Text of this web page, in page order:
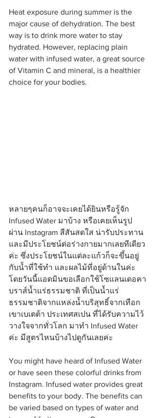
Heat exposure during summer is the
major cause of dehydration. The best
way is to drink more water to stay
hydrated. However, replacing plain
water with infused water, a great source
of Vitamin C and mineral, is a healthier
choice for your bodies.
หลายๆคนก็อาจจะเคยได้ยินหรือรู้จัก
Infused Water มาบ้าง หรือเคยเห็นรูป
ผ่าน Instagram สีสันสดใส น่ารับประทาน
และมีประโยชน์ต่อร่างกายมากเลยทีเดียว
ค่ะ ซึ่งประโยชน์ในแต่ละแก้วก็จะขึ้นอยู่
กับน้ำที่ใช้ทำ และผลไม้ที่อยู่ด้านในค่ะ
โดยวันนี้แอดมินขอเลือกใช้โซแลนเดอคา
บราส์น้ำแร่ธรรมชาติ ที่เป็นน้ำแร่
ธรรมชาติจากแหล่งน้ำบริสุทธิ์จากเทือก
เขาเบเตต้า ประเทศสเปน ที่ได้รับความไว้
วางใจจากทั่วโลก มาทำ Infused Water
ค่ะ มีสูตรไหนบ้างไปดูกันเลยค่ะ
You might have heard of Infused Water
or have seen these colorful drinks from
Instagram. Infused water provides great
benefits to your body. The benefits can
be varied based on types of water and